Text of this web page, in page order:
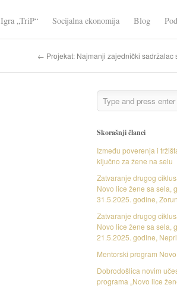
Igra „TriP“ Socijalna ekonomija Blog
← Projekat: Najmanji zajednički sadržalac
Skorašnji članci
Između poverenja i
ključno za žene na selu
Zatvaranje drugog
Novo lice žene sa sela,
31.5.2025. godine,
Zatvaranje drugog
Novo lice žene sa sela,
21.5.2025. godine,
Mentorski program
Dobrodošlica novim
programa „Novo lice